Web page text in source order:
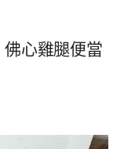
佛心雞腿便當